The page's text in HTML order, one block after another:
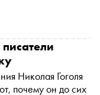
Елены
Николая Гоголя
почему он до сих